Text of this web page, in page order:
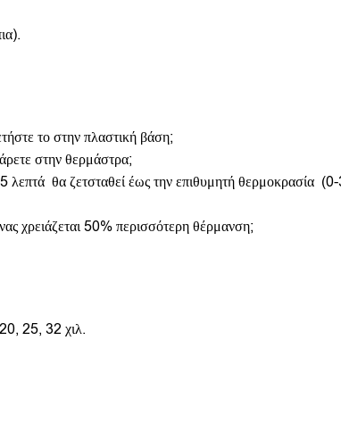
το στην πλαστική βάση;
στην θερμάστρα;
λεπτά θα ζετσταθεί έως την επιθυμητή θερμοκρασία
χρειάζεται 50% περισσότερη θέρμανση;
25, 32 χιλ.